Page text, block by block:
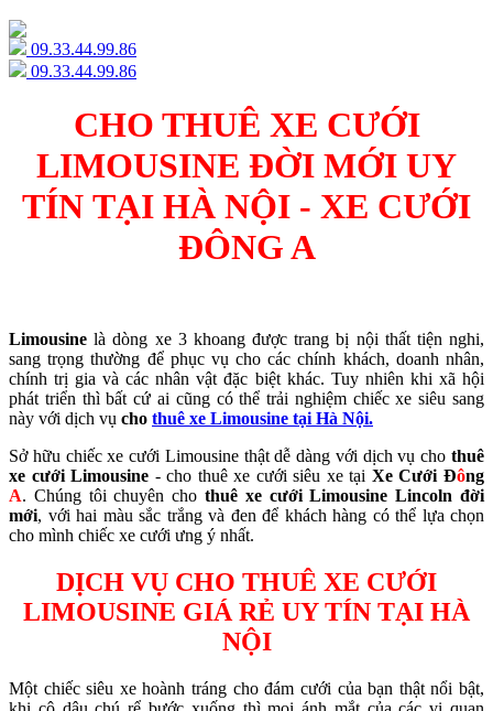
09.33.44.99.86
09.33.44.99.86
CHO THUÊ XE CƯỚI
LIMOUSINE ĐỜI MỚI UY
TÍN TẠI HÀ NỘI - XE CƯỚI
ĐÔNG A
Limousine là dòng xe 3 khoang được trang bị nội thất tiện nghi,
sang trọng thường để phục vụ cho các chính khách, doanh nhân,
chính trị gia và các nhân vật đặc biệt khác. Tuy nhiên khi xã hội
phát triển thì bất cứ ai cũng có thể trải nghiệm chiếc xe siêu sang
này với dịch vụ cho thuê xe Limousine tại Hà Nội.
Sở hữu chiếc xe cưới Limousine thật dễ dàng với dịch vụ cho thuê
xe cưới Limousine - cho thuê xe cưới siêu xe tại Xe Cưới Đông
A. Chúng tôi chuyên cho thuê xe cưới Limousine Lincoln đời
mới, với hai màu sắc trắng và đen để khách hàng có thể lựa chọn
cho mình chiếc xe cưới ưng ý nhất.
DỊCH VỤ CHO THUÊ XE CƯỚI
LIMOUSINE GIÁ RẺ UY TÍN TẠI HÀ
NỘI
Một chiếc siêu xe hoành tráng cho đám cưới của bạn thật nổi bật,